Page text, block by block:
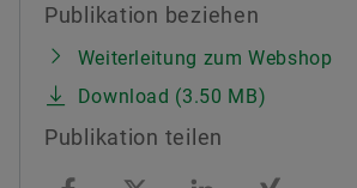
Publikation beziehen
Weiterleitung zum Webshop
Download (3.50 MB)
Publikation teilen